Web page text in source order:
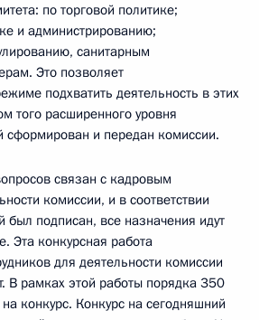
по торговой политике;
и администрированию;
санитарным
Это позволяет
подхватить деятельность в этих
того расширенного уровня
сформирован и передан комиссии.
связан с кадровым
комиссии, и в соответствии
был подписан, все назначения идут
Эта конкурсная работа
для деятельности комиссии
В рамках этой работы порядка 350
конкурс. Конкурс на сегодняшний